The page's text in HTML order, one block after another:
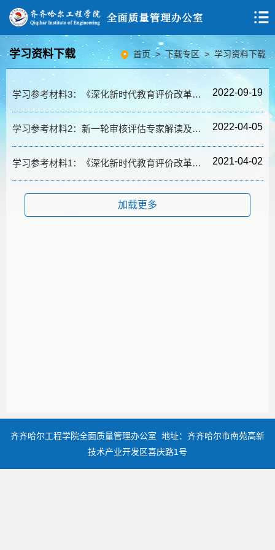
学习资料下载 首页> 下载专区> 学习资料下载
学习参考材料3：《深化新时代教育评价改革总体方案》及配套文件汇编 2022-09-19
学习参考材料2：新一轮审核评估专家解读及理论研究 2022-04-05
学习参考材料1：《深化新时代教育评价改革总体方案》及新一轮审核评估方案答记者问 2021-04-02
加载更多
齐齐哈尔工程学院全面质量管理办公室 地址：齐齐哈尔市南苑高新
技术产业开发区喜庆路1号